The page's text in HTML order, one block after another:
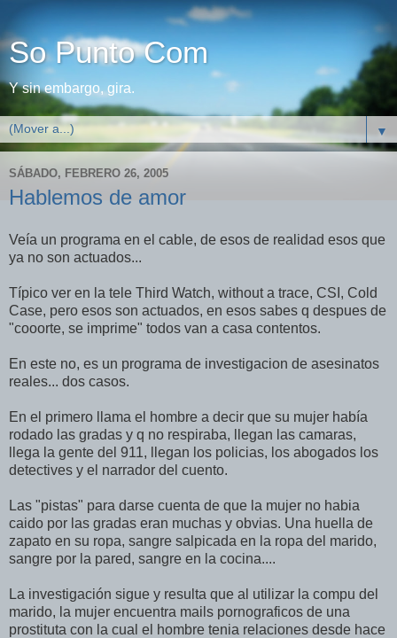
So Punto Com
Y sin embargo, gira.
▼
SÁBADO, FEBRERO 26, 2005
Hablemos de amor
Veía un programa en el cable, de esos de realidad esos que
ya no son actuados...
Típico ver en la tele Third Watch, without a trace, CSI, Cold
Case, pero esos son actuados, en esos sabes q despues de
"cooorte, se imprime" todos van a casa contentos.
En este no, es un programa de investigacion de asesinatos
reales... dos casos.
En el primero llama el hombre a decir que su mujer habí­a
rodado las gradas y q no respiraba, llegan las camaras,
llega la gente del 911, llegan los policias, los abogados los
detectives y el narrador del cuento.
Las "pistas" para darse cuenta de que la mujer no habia
caido por las gradas eran muchas y obvias. Una huella de
zapato en su ropa, sangre salpicada en la ropa del marido,
sangre por la pared, sangre en la cocina....
La investigación sigue y resulta que al utilizar la compu del
marido, la mujer encuentra mails pornograficos de una
prostituta con la cual el hombre tenia relaciones desde hace